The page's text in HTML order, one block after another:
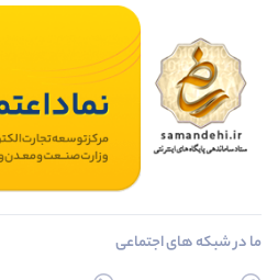
ما در شبکه های اجتماعی